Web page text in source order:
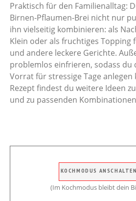
Praktisch für den Familienalltag:
Birnen-Pflaumen-Brei nicht nur
ihn vielseitig kombinieren: als
Klein oder als fruchtiges Topping
und andere leckere Gerichte.
problemlos einfrieren, sodass du
Vorrat für stressige Tage
Rezept findest du weitere Ideen
und zu passenden
KOCHMODUS ANSCHALTEN
(Im Kochmodus bleibt dein